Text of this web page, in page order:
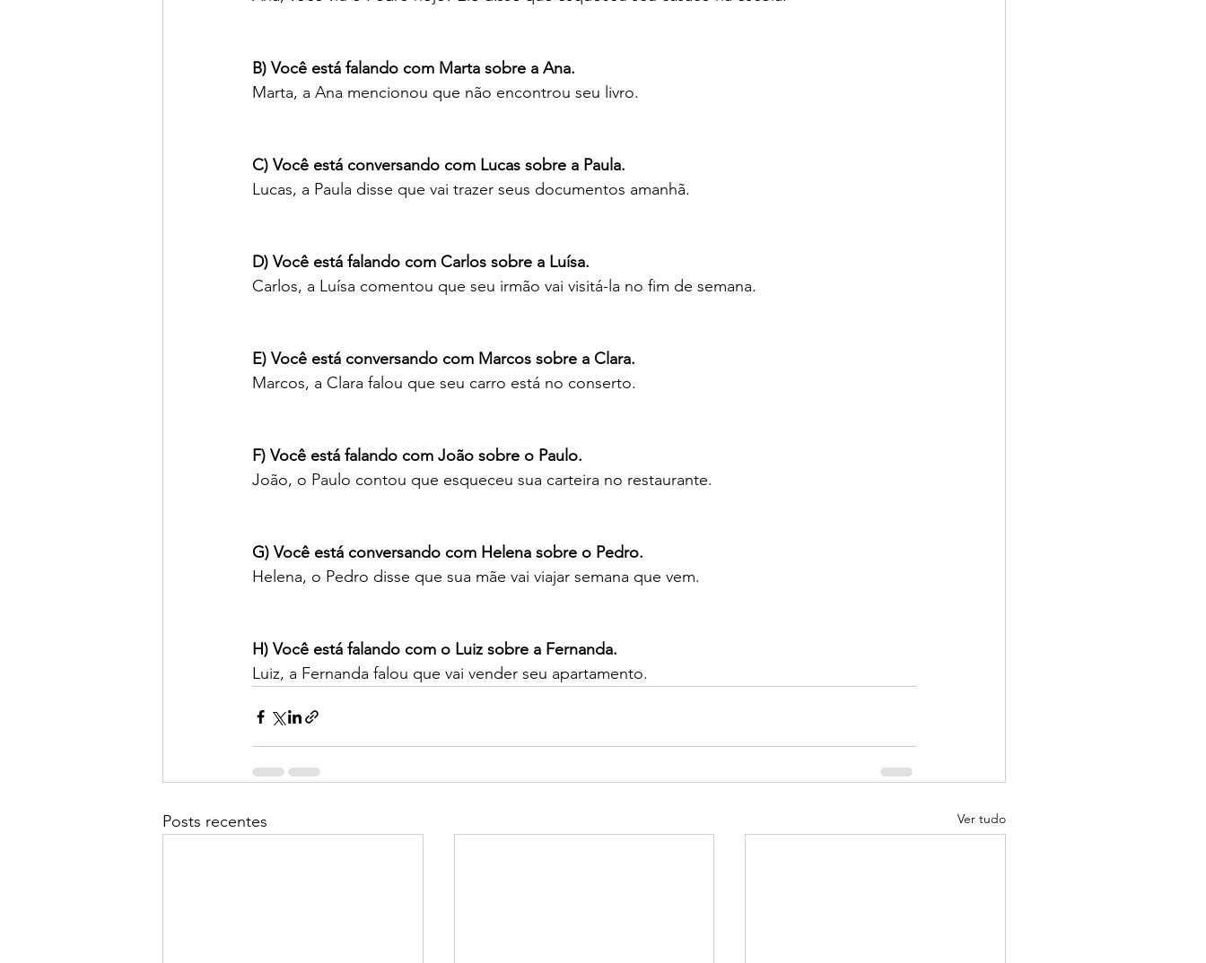
B) Você está falando com Marta sobre a Ana.
Marta, a Ana mencionou que não encontrou seu livro.
C) Você está conversando com Lucas sobre a Paula.
Lucas, a Paula disse que vai trazer seus documentos amanhã.
D) Você está falando com Carlos sobre a Luísa.
Carlos, a Luísa comentou que seu irmão vai visitá-la no fim de semana.
E) Você está conversando com Marcos sobre a Clara.
Marcos, a Clara falou que seu carro está no conserto.
F) Você está falando com João sobre o Paulo.
João, o Paulo contou que esqueceu sua carteira no restaurante.
G) Você está conversando com Helena sobre o Pedro.
Helena, o Pedro disse que sua mãe vai viajar semana que vem.
H) Você está falando com o Luiz sobre a Fernanda.
Luiz, a Fernanda falou que vai vender seu apartamento.
Posts recentes Ver tudo